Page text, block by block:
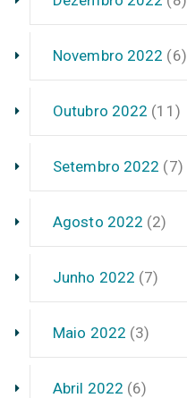
Novembro 2022 (6)
Outubro 2022 (11)
Setembro 2022 (7)
Agosto 2022 (2)
Junho 2022 (7)
Maio 2022 (3)
Abril 2022 (6)